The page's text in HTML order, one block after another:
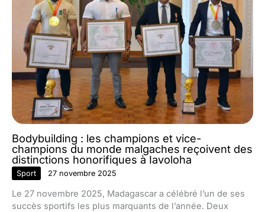
Bodybuilding : les champions et vice-
champions du monde malgaches reçoivent des
distinctions honorifiques à Iavoloha
Sport 27 novembre 2025
Le 27 novembre 2025, Madagascar a célébré l’un de ses
succès sportifs les plus marquants de l’année. Deux